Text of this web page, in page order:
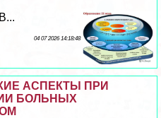
04 07 2026 14:18:48
АСПЕКТЫ ПРИ
БОЛЬНЫХ